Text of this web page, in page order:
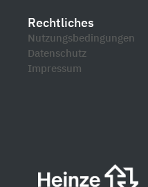
Rechtliches
Nutzungsbedingungen
Datenschutz
Impressum